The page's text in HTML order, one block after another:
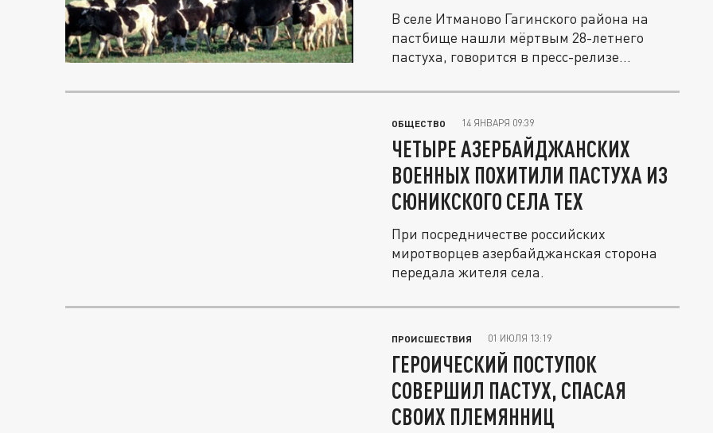
В селе Итманово Гагинского района на
пастбище нашли мёртвым 28-летнего
пастуха, говорится в пресс-релизе...
ОБЩЕСТВО 14 ЯНВАРЯ 09:39
ЧЕТЫРЕ АЗЕРБАЙДЖАНСКИХ
ВОЕННЫХ ПОХИТИЛИ ПАСТУХА ИЗ
СЮНИКСКОГО СЕЛА ТЕХ
При посредничестве российских
миротворцев азербайджанская сторона
передала жителя села.
ПРОИСШЕСТВИЯ 01 ИЮЛЯ 13:19
ГЕРОИЧЕСКИЙ ПОСТУПОК
СОВЕРШИЛ ПАСТУХ, СПАСАЯ
СВОИХ ПЛЕМЯННИЦ